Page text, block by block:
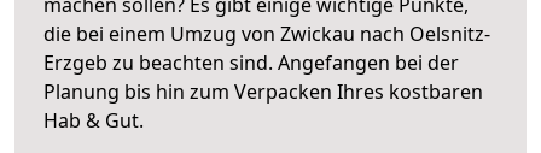
die bei einem Umzug von Zwickau nach Oelsnitz-
Erzgeb zu beachten sind. Angefangen bei der
Planung bis hin zum Verpacken Ihres kostbaren
Hab & Gut.